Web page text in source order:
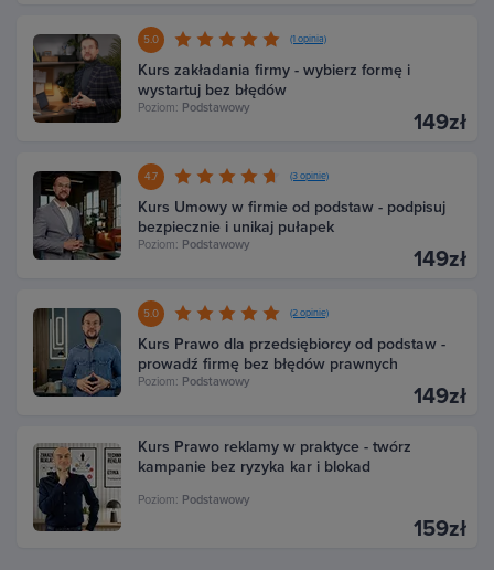
5.0 (1 opinia)
Kurs zakładania firmy - wybierz formę i
wystartuj bez błędów
Poziom: Podstawowy
149zł
4.7 (3 opinie)
Kurs Umowy w firmie od podstaw - podpisuj
bezpiecznie i unikaj pułapek
Poziom: Podstawowy
149zł
5.0 (2 opinie)
Kurs Prawo dla przedsiębiorcy od podstaw -
prowadź firmę bez błędów prawnych
Poziom: Podstawowy
149zł
Kurs Prawo reklamy w praktyce - twórz
kampanie bez ryzyka kar i blokad
Poziom: Podstawowy
159zł